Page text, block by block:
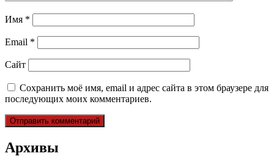
Имя *
Email *
Сайт
Сохранить моё имя, email и адрес сайта в этом браузере для
последующих моих комментариев.
Архивы